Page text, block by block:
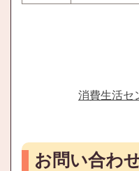
消費生活セ
お問い合わ